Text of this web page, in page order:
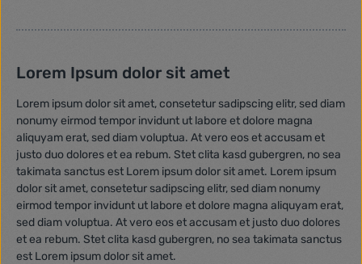
Lorem Ipsum dolor sit amet
Lorem ipsum dolor sit amet, consetetur sadipscing elitr, sed diam
nonumy eirmod tempor invidunt ut labore et dolore magna
aliquyam erat, sed diam voluptua. At vero eos et accusam et
justo duo dolores et ea rebum. Stet clita kasd gubergren, no sea
takimata sanctus est Lorem ipsum dolor sit amet. Lorem ipsum
dolor sit amet, consetetur sadipscing elitr, sed diam nonumy
eirmod tempor invidunt ut labore et dolore magna aliquyam erat,
sed diam voluptua. At vero eos et accusam et justo duo dolores
et ea rebum. Stet clita kasd gubergren, no sea takimata sanctus
est Lorem ipsum dolor sit amet.